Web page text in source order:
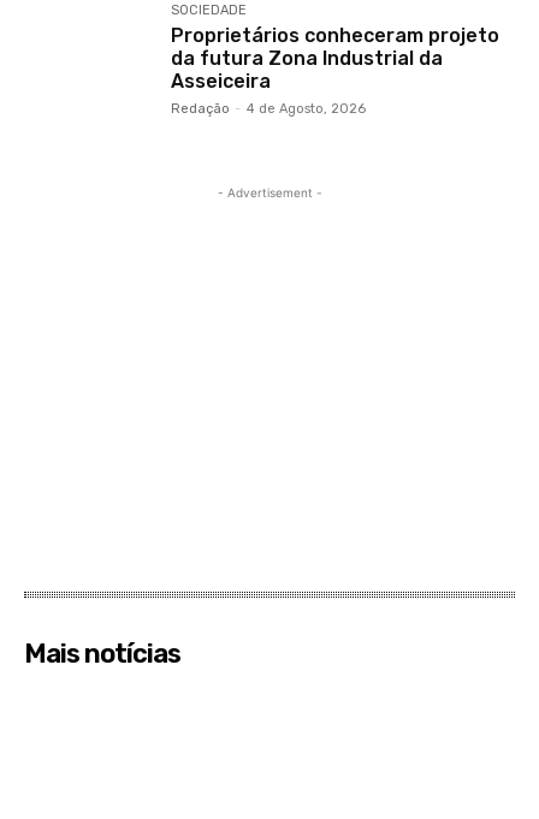
SOCIEDADE
Proprietários conheceram projeto
da futura Zona Industrial da
Asseiceira
Redação - 4 de Agosto, 2026
- Advertisement -
Mais notícias